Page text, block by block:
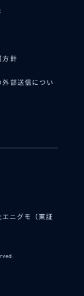
方針
外部送信につい
エニグモ（東証